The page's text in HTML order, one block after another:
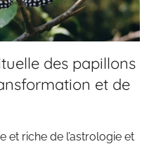
des papillons
et de
et riche de l’astrologie et